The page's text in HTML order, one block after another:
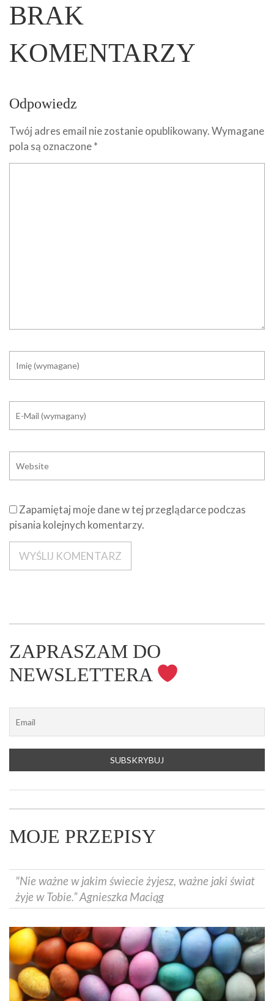
BRAK
KOMENTARZY
Odpowiedz
Twój adres email nie zostanie opublikowany.Wymagane
pola są oznaczone*
Zapamiętaj moje dane w tej przeglądarce podczas
pisania kolejnych komentarzy.
ZAPRASZAM DO
NEWSLETTERA
MOJE PRZEPISY
"Nie ważne w jakim świecie żyjesz, ważne jaki świat
żyje w Tobie.” Agnieszka Maciąg